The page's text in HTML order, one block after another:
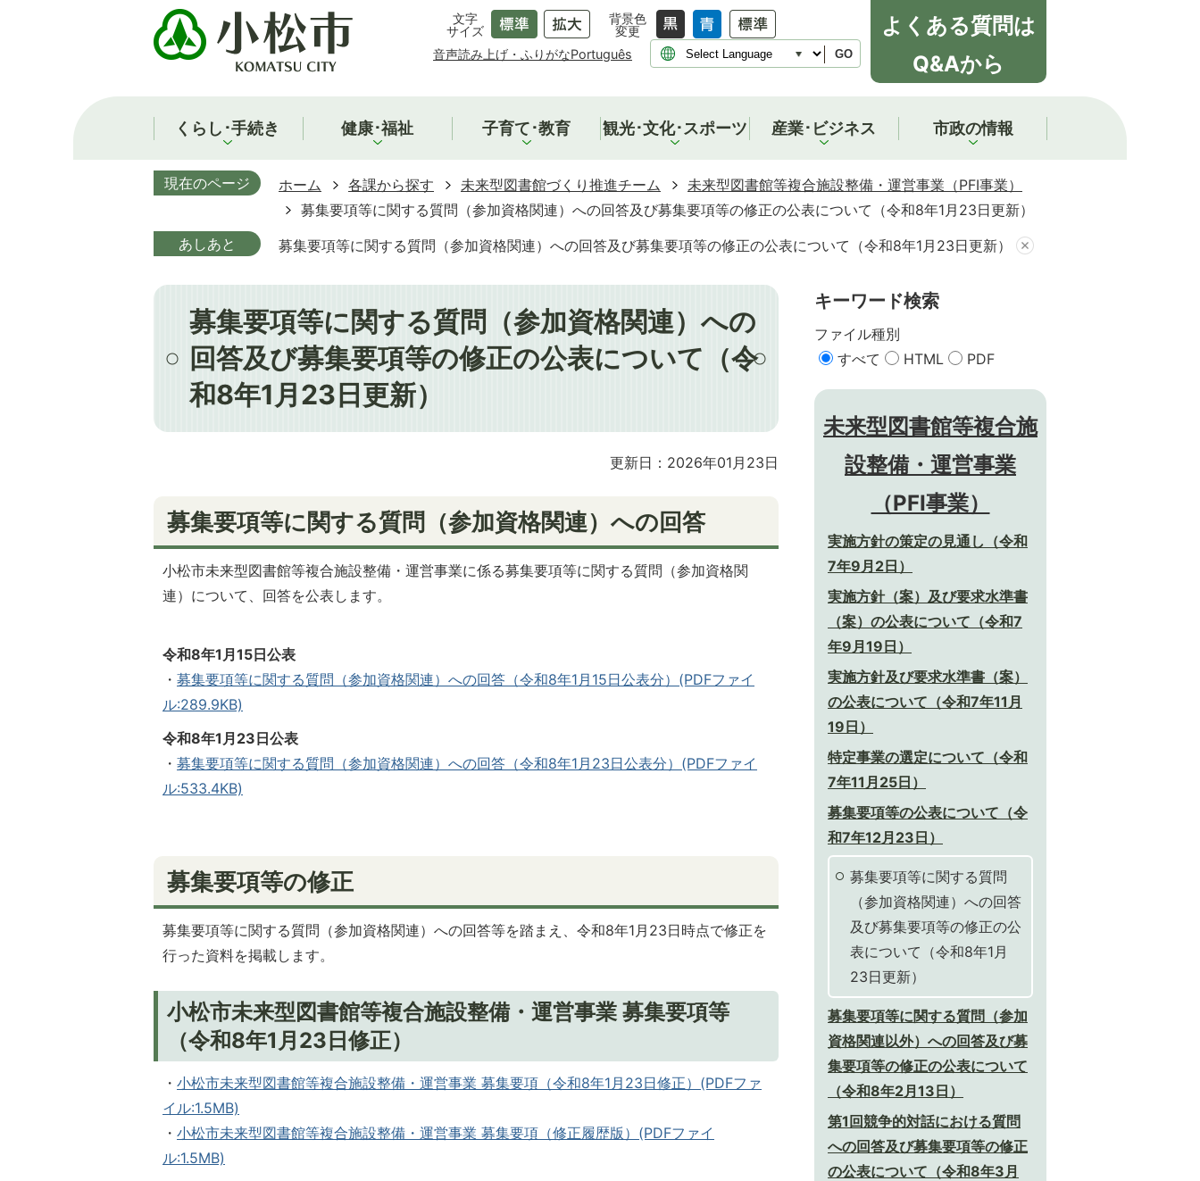
文字
サイズ
背景色
変更
音声読み上げ・ふりがなPortuguês GO
よくある質問は
Q&Aから
くらし･手続き 健康･福祉 子育て･教育 観光･文化･スポーツ 産業･ビジネス 市政の情報
現在のページ ホーム 各課から探す 未来型図書館づくり推進チーム
未来型図書館等複合施設整備・運営事業（PFI事業）
募集要項等に関する質問（参加資格関連）への回答及び募集要項等の修正の公表について（令和8年1月23日更新）
あしあと
募集要項等に関する質問（参加資格関連）への回答及び募集要項等の修正の公表について（令和8年1月23日更新）
募集要項等に関する質問（参加資格関連）への
回答及び募集要項等の修正の公表について（令
和8年1月23日更新）
更新日：2026年01月23日
募集要項等に関する質問（参加資格関連）への回答
小松市未来型図書館等複合施設整備・運営事業に係る募集要項等に関する質問（参加資格関
連）について、回答を公表します。
令和8年1月15日公表
・ 募集要項等に関する質問（参加資格関連）への回答（令和8年1月15日公表分）(PDFファイ
ル:289.9KB)
令和8年1月23日公表
・ 募集要項等に関する質問（参加資格関連）への回答（令和8年1月23日公表分）(PDFファイ
ル:533.4KB)
募集要項等の修正
募集要項等に関する質問（参加資格関連）への回答等を踏まえ、令和8年1月23日時点で修正を
行った資料を掲載します。
小松市未来型図書館等複合施設整備・運営事業 募集要項等
（令和8年1月23日修正）
・ 小松市未来型図書館等複合施設整備・運営事業 募集要項（令和8年1月23日修正）(PDFファ
イル:1.5MB)
・ 小松市未来型図書館等複合施設整備・運営事業 募集要項（修正履歴版）(PDFファイ
ル:1.5MB)
キーワード検索
ファイル種別
すべて
HTML PDF
未来型図書館等複合施
設整備・運営事業
（PFI事業）
実施方針の策定の見通し（令和
7年9月2日）
実施方針（案）及び要求水準書
（案）の公表について（令和7
年9月19日）
実施方針及び要求水準書（案）
の公表について（令和7年11月
19日）
特定事業の選定について（令和
7年11月25日）
募集要項等の公表について（令
和7年12月23日）
募集要項等に関する質問
（参加資格関連）への回答
及び募集要項等の修正の公
表について（令和8年1月
23日更新）
募集要項等に関する質問（参加
資格関連以外）への回答及び募
集要項等の修正の公表について
（令和8年2月13日）
第1回競争的対話における質問
への回答及び募集要項等の修正
の公表について（令和8年3月